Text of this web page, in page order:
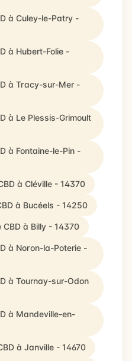
à Culey-le-Patry -
à Hubert-Folie -
à Tracy-sur-Mer -
à Le Plessis-Grimoult
à Fontaine-le-Pin -
à Cléville - 14370
à Bucéels - 14250
à Billy - 14370
à Noron-la-Poterie -
à Tournay-sur-Odon
à Mandeville-en-
à Janville - 14670